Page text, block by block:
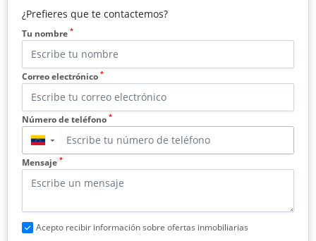
¿Prefieres que te contactemos?
Tu nombre *
Correo electrónico *
Número de teléfono *
▼
Mensaje *
Acepto recibir información sobre ofertas inmobiliarias